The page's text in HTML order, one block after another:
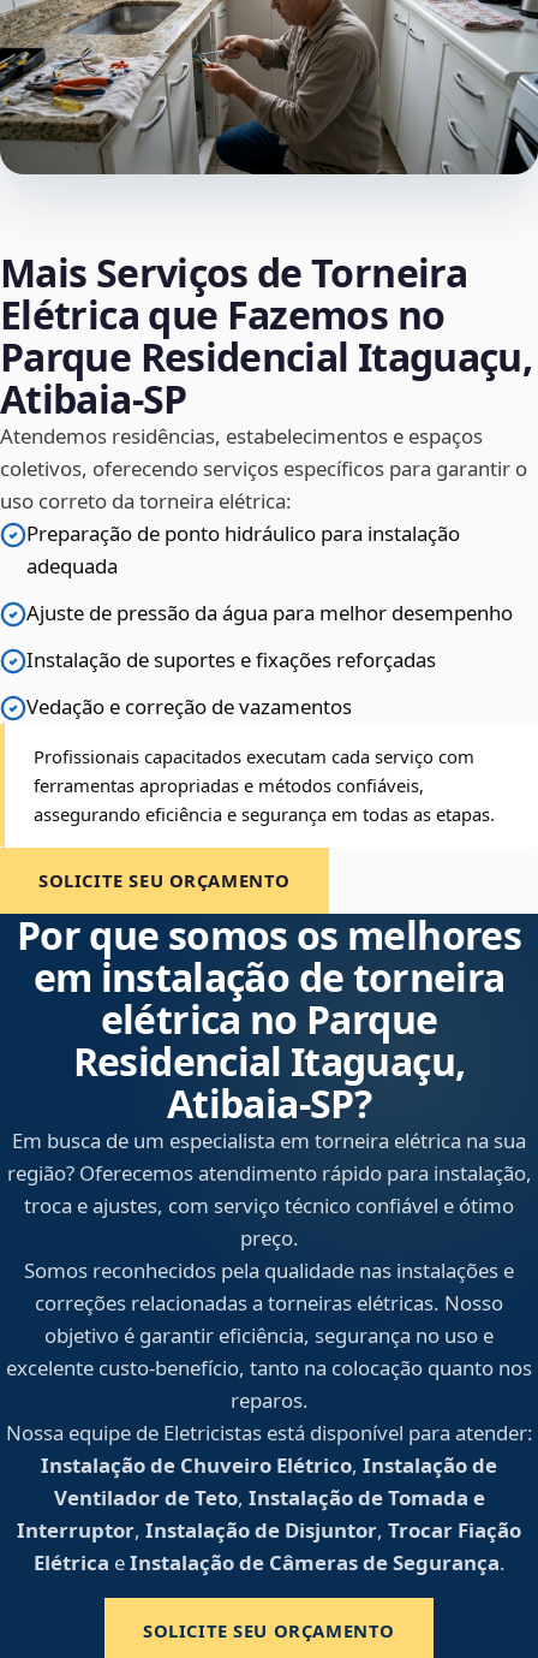
Mais Serviços de Torneira
Elétrica que Fazemos no
Parque Residencial Itaguaçu,
Atibaia‑SP
Atendemos residências, estabelecimentos e espaços
coletivos, oferecendo serviços específicos para garantir o
uso correto da torneira elétrica:
Preparação de ponto hidráulico para instalação
adequada
Ajuste de pressão da água para melhor desempenho
Instalação de suportes e fixações reforçadas
Vedação e correção de vazamentos
Profissionais capacitados executam cada serviço com
ferramentas apropriadas e métodos confiáveis,
assegurando eficiência e segurança em todas as etapas.
SOLICITE SEU ORÇAMENTO
Por que somos os melhores
em instalação de torneira
elétrica no Parque
Residencial Itaguaçu,
Atibaia‑SP?
Em busca de um especialista em torneira elétrica na sua
região? Oferecemos atendimento rápido para instalação,
troca e ajustes, com serviço técnico confiável e ótimo
preço.
Somos reconhecidos pela qualidade nas instalações e
correções relacionadas a torneiras elétricas. Nosso
objetivo é garantir eficiência, segurança no uso e
excelente custo-benefício, tanto na colocação quanto nos
reparos.
Nossa equipe de Eletricistas está disponível para atender:
Instalação de Chuveiro Elétrico, Instalação de
Ventilador de Teto, Instalação de Tomada e
Interruptor, Instalação de Disjuntor, Trocar Fiação
Elétrica eInstalação de Câmeras de Segurança.
SOLICITE SEU ORÇAMENTO